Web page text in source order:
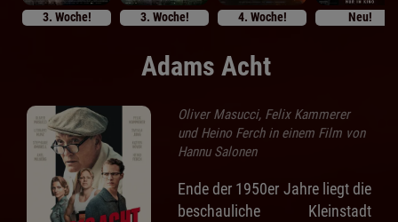
3. Woche! 3. Woche! 4. Woche! Neu!
Adams Acht
Oliver Masucci, Felix Kammerer
und Heino Ferch in einem Film von
Hannu Salonen
Ende der 1950er Jahre liegt die
beschauliche Kleinstadt